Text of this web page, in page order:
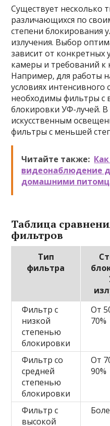
Существует несколько
различающихся по
степени блокирования
излучения. Выбор
зависит от конкретных
камеры и требований к
Например, для работы
условиях интенсивного
необходимы фильтры с
блокировки УФ-лучей.
искусственным
фильтры с меньшей
Читайте также:
видеонаблюдение
домашними
Таблица
фильтров
Тип
фильтра
Фильтр с
низкой
степенью
блокировки
От
70%
Фильтр со
средней
степенью
блокировки
От
90%
Фильтр с
высокой